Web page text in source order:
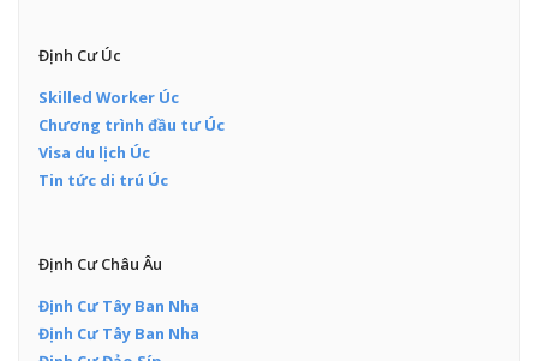
Định Cư Úc
Skilled Worker Úc
Chương trình đầu tư Úc
Visa du lịch Úc
Tin tức di trú Úc
Định Cư Châu Âu
Định Cư Tây Ban Nha
Định Cư Tây Ban Nha